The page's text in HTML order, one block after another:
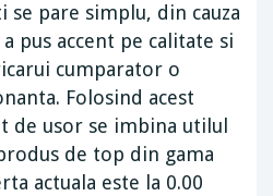
se pare simplu, din cauza
pus accent pe calitate si
cumparator o
Folosind acest
de usor se imbina utilul
de top din gama
actuala este la 0.00